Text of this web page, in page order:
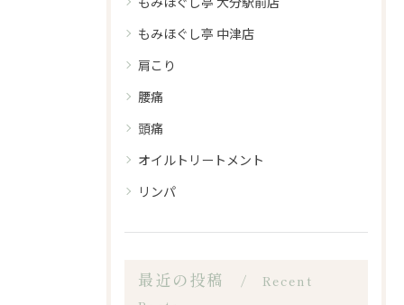
もみほぐし亭 中津店
肩こり
腰痛
頭痛
オイルトリートメント
リンパ
最近の投稿
Recent